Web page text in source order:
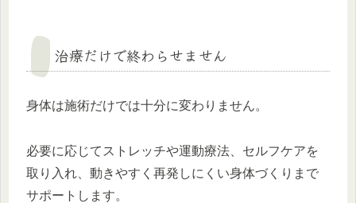
治療だけで終わらせません
身体は施術だけでは十分に変わりません。
必要に応じてストレッチや運動療法、セルフケアを
取り入れ、動きやすく再発しにくい身体づくりまで
サポートします。